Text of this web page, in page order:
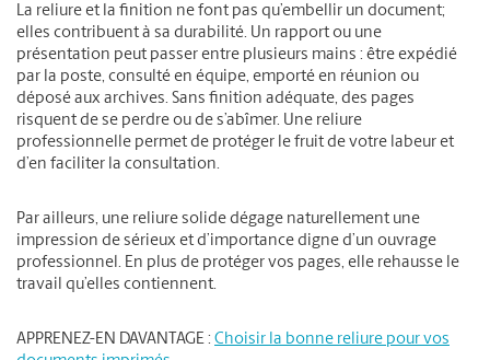
La reliure et la finition ne font pas qu’embellir un document;
elles contribuent à sa durabilité. Un rapport ou une
présentation peut passer entre plusieurs mains : être expédié
par la poste, consulté en équipe, emporté en réunion ou
déposé aux archives. Sans finition adéquate, des pages
risquent de se perdre ou de s’abîmer. Une reliure
professionnelle permet de protéger le fruit de votre labeur et
d’en faciliter la consultation.
Par ailleurs, une reliure solide dégage naturellement une
impression de sérieux et d’importance digne d’un ouvrage
professionnel. En plus de protéger vos pages, elle rehausse le
travail qu’elles contiennent.
APPRENEZ-EN DAVANTAGE : Choisir la bonne reliure pour vos